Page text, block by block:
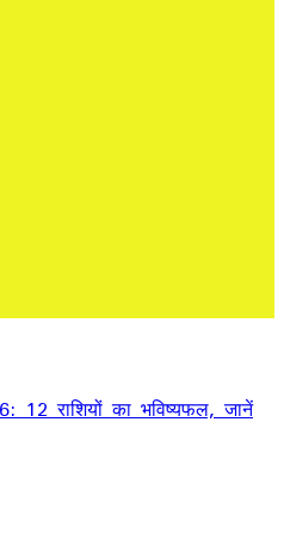
राशियों का भविष्यफल, जानें